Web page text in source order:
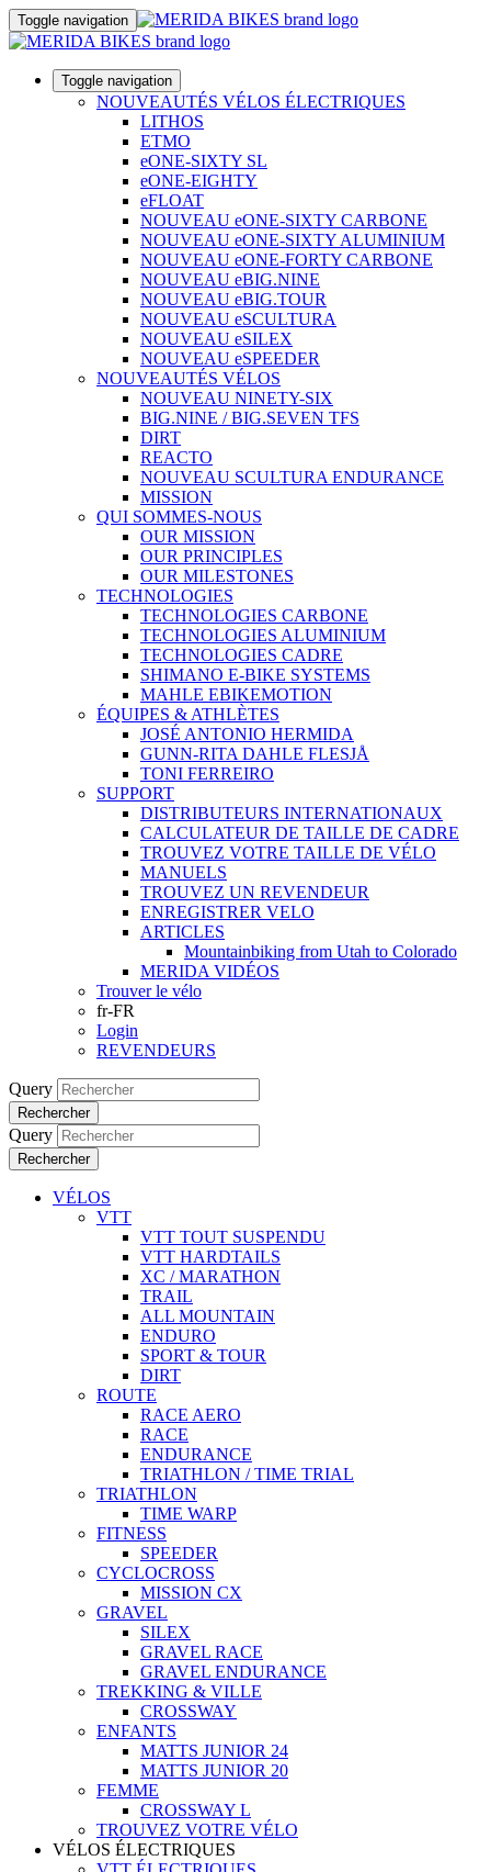
Toggle navigation
Toggle navigation
NOUVEAUTÉS VÉLOS ÉLECTRIQUES
LITHOS
ETMO
eONE-SIXTY SL
eONE-EIGHTY
eFLOAT
NOUVEAU eONE-SIXTY CARBONE
NOUVEAU eONE-SIXTY ALUMINIUM
NOUVEAU eONE-FORTY CARBONE
NOUVEAU eBIG.NINE
NOUVEAU eBIG.TOUR
NOUVEAU eSCULTURA
NOUVEAU eSILEX
NOUVEAU eSPEEDER
NOUVEAUTÉS VÉLOS
NOUVEAU NINETY-SIX
BIG.NINE / BIG.SEVEN TFS
DIRT
REACTO
NOUVEAU SCULTURA ENDURANCE
MISSION
QUI SOMMES-NOUS
OUR MISSION
OUR PRINCIPLES
OUR MILESTONES
TECHNOLOGIES
TECHNOLOGIES CARBONE
TECHNOLOGIES ALUMINIUM
TECHNOLOGIES CADRE
SHIMANO E-BIKE SYSTEMS
MAHLE EBIKEMOTION
ÉQUIPES & ATHLÈTES
JOSÉ ANTONIO HERMIDA
GUNN-RITA DAHLE FLESJÅ
TONI FERREIRO
SUPPORT
DISTRIBUTEURS INTERNATIONAUX
CALCULATEUR DE TAILLE DE CADRE
TROUVEZ VOTRE TAILLE DE VÉLO
MANUELS
TROUVEZ UN REVENDEUR
ENREGISTRER VELO
ARTICLES
Mountainbiking from Utah to Colorado
MERIDA VIDÉOS
Trouver le vélo
fr-FR
Login
REVENDEURS
Query
Rechercher
Query
Rechercher
VÉLOS
VTT
VTT TOUT SUSPENDU
VTT HARDTAILS
XC / MARATHON
TRAIL
ALL MOUNTAIN
ENDURO
SPORT & TOUR
DIRT
ROUTE
RACE AERO
RACE
ENDURANCE
TRIATHLON / TIME TRIAL
TRIATHLON
TIME WARP
FITNESS
SPEEDER
CYCLOCROSS
MISSION CX
GRAVEL
SILEX
GRAVEL RACE
GRAVEL ENDURANCE
TREKKING & VILLE
CROSSWAY
ENFANTS
MATTS JUNIOR 24
MATTS JUNIOR 20
FEMME
CROSSWAY L
TROUVEZ VOTRE VÉLO
VÉLOS ÉLECTRIQUES